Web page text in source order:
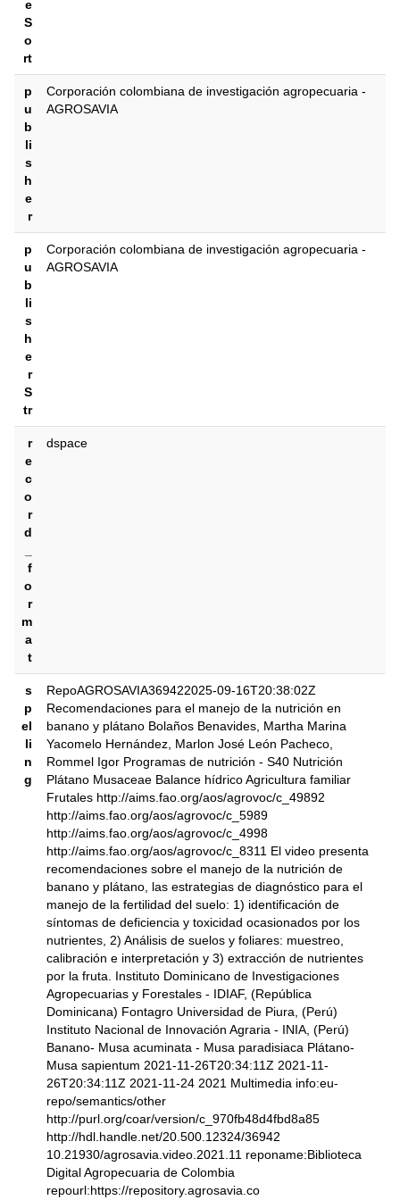
e
S
o
rt
p
u
b
li
s
h
e
r
Corporación colombiana de investigación agropecuaria -
AGROSAVIA
p
u
b
li
s
h
e
r
S
tr
Corporación colombiana de investigación agropecuaria -
AGROSAVIA
r
e
c
o
r
d
f
o
r
m
a
t
dspace
s
p
el
li
n
g
RepoAGROSAVIA369422025-09-16T20:38:02Z
Recomendaciones para el manejo de la nutrición en
banano y plátano Bolaños Benavides, Martha Marina
Yacomelo Hernández, Marlon José León Pacheco,
Rommel Igor Programas de nutrición - S40 Nutrición
Plátano Musaceae Balance hídrico Agricultura familiar
Frutales http://aims.fao.org/aos/agrovoc/c_49892
http://aims.fao.org/aos/agrovoc/c_5989
http://aims.fao.org/aos/agrovoc/c_4998
http://aims.fao.org/aos/agrovoc/c_8311 El video presenta
recomendaciones sobre el manejo de la nutrición de
banano y plátano, las estrategias de diagnóstico para el
manejo de la fertilidad del suelo: 1) identificación de
síntomas de deficiencia y toxicidad ocasionados por los
nutrientes, 2) Análisis de suelos y foliares: muestreo,
calibración e interpretación y 3) extracción de nutrientes
por la fruta. Instituto Dominicano de Investigaciones
Agropecuarias y Forestales - IDIAF, (República
Dominicana) Fontagro Universidad de Piura, (Perú)
Instituto Nacional de Innovación Agraria - INIA, (Perú)
Banano- Musa acuminata - Musa paradisiaca Plátano-
Musa sapientum 2021-11-26T20:34:11Z 2021-11-
26T20:34:11Z 2021-11-24 2021 Multimedia info:eu-
repo/semantics/other
http://purl.org/coar/version/c_970fb48d4fbd8a85
http://hdl.handle.net/20.500.12324/36942
10.21930/agrosavia.video.2021.11 reponame:Biblioteca
Digital Agropecuaria de Colombia
repourl:https://repository.agrosavia.co